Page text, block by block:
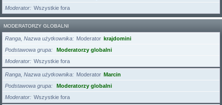
Moderator
Wszystkie fora
MODERATORZY GLOBALNI
Ranga, Nazwa użytkownika Moderator krajdomini
Podstawowa grupa
Moderatorzy globalni
Moderator
Wszystkie fora
Ranga, Nazwa użytkownika Moderator Marcin
Podstawowa grupa
Moderatorzy globalni
Moderator
Wszystkie fora